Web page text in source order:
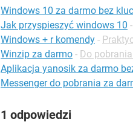
Windows 10 za darmo bez
Jak przyspieszyć windows 10 -
Windows + r komendy -
Winzip za darmo - Do
Aplikacja yanosik za darmo
Messenger do pobrania za
1 odpowiedzi